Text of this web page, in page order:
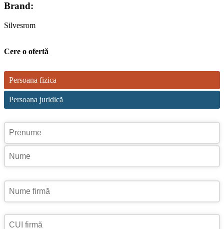
Brand:
Silvesrom
Cere o ofertă
Persoana fizica
Persoana juridică